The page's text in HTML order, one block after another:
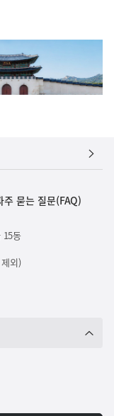
주 묻는 질문(FAQ)
15동
외)